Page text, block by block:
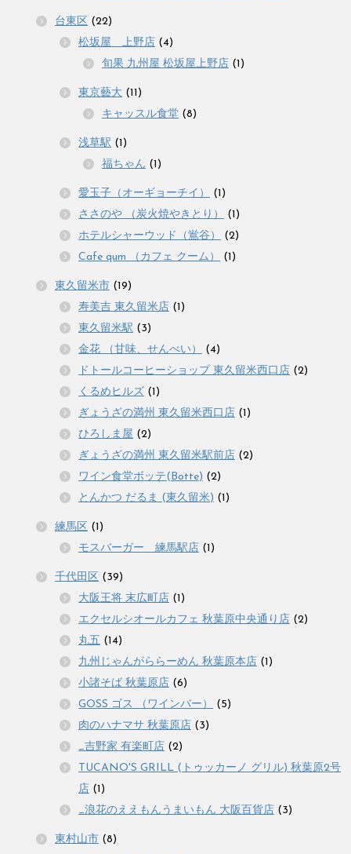
台東区 (22)
松坂屋 上野店 (4)
旬果 九州屋 松坂屋上野店 (1)
東京藝大 (11)
キャッスル食堂 (8)
浅草駅 (1)
福ちゃん (1)
愛玉子（オーギョーチイ）
(1)
ささのや （炭火焼やきとり）
(1)
ホテルシャーウッド（鴬谷）
(2)
Cafe qum （カフェ クーム）
(1)
東久留米市 (19)
寿美吉 東久留米店 (1)
東久留米駅 (3)
金花 （甘味、せんべい）
(4)
ドトールコーヒーショップ 東久留米西口店 (2)
くるめヒルズ (1)
ぎょうざの満州 東久留米西口店 (1)
ひろしま屋 (2)
ぎょうざの満州 東久留米駅前店 (2)
ワイン食堂ボッテ(Botte) (2)
とんかつ だるま (東久留米) (1)
練馬区 (1)
モスバーガー 練馬駅店 (1)
千代田区 (39)
大阪王将 末広町店 (1)
エクセルシオールカフェ 秋葉原中央通り店 (2)
丸五 (14)
九州じゃんがららーめん 秋葉原本店 (1)
小諸そば 秋葉原店 (6)
GOSS ゴス （ワインバー）
(5)
肉のハナマサ 秋葉原店 (3)
_吉野家 有楽町店 (2)
TUCANO'S GRILL (トゥッカーノ グリル) 秋葉原2号
店 (1)
_浪花のええもんうまいもん 大阪百貨店 (3)
東村山市 (8)